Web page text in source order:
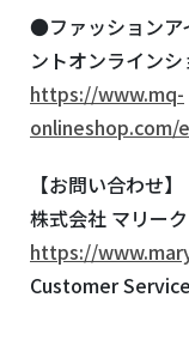
●ファッションア
ントオンライン
https://www.mq-
【お問い合わせ】
株式会社 マリー
https://
Customer